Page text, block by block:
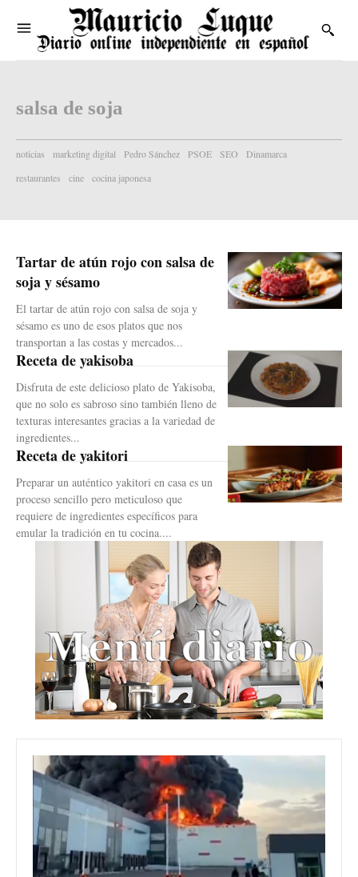
salsa de soja
noticias marketing digital Pedro Sánchez PSOE SEO
Dinamarca
restaurantes
cine cocina japonesa
Tartar de atún rojo con salsa de
soja y sésamo
El tartar de atún rojo con salsa de soja y
sésamo es uno de esos platos que nos
transportan a las costas y mercados...
Receta de yakisoba
Disfruta de este delicioso plato de Yakisoba,
que no solo es sabroso sino también lleno de
texturas interesantes gracias a la variedad de
ingredientes...
Receta de yakitori
Preparar un auténtico yakitori en casa es un
proceso sencillo pero meticuloso que
requiere de ingredientes específicos para
emular la tradición en tu cocina....